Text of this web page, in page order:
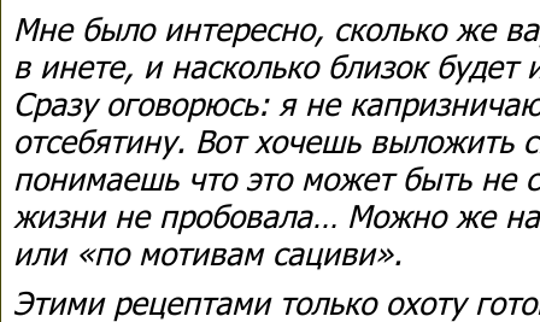
Мне было интересно, сколько же
в инете, и насколько близок будет
Сразу оговорюсь: я не
отсебятину. Вот хочешь выложить
понимаешь что это может быть не
жизни не пробовала… Можно же
или «по мотивам сациви».
Этими рецептами только охоту